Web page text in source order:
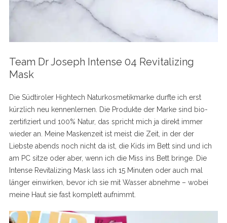
Team Dr Joseph Intense 04 Revitalizing
Mask
Die Südtiroler Hightech Naturkosmetikmarke durfte ich erst
kürzlich neu kennenlernen. Die Produkte der Marke sind bio-
zertifiziert und 100% Natur, das spricht mich ja direkt immer
wieder an. Meine Maskenzeit ist meist die Zeit, in der der
Liebste abends noch nicht da ist, die Kids im Bett sind und ich
am PC sitze oder aber, wenn ich die Miss ins Bett bringe. Die
Intense Revitalizing Mask lass ich 15 Minuten oder auch mal
länger einwirken, bevor ich sie mit Wasser abnehme – wobei
meine Haut sie fast komplett aufnimmt.